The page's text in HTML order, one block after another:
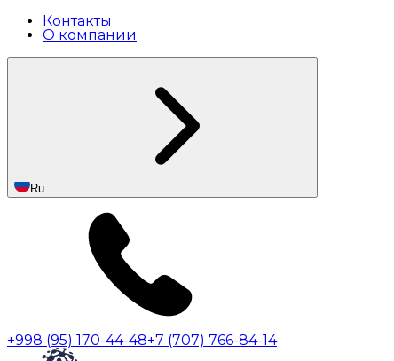
Контакты
О компании
Ru
+998 (95) 170-44-48+7 (707) 766-84-14